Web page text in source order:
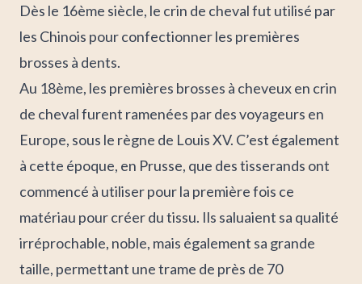
Dès le 16ème siècle, le crin de cheval fut utilisé par
les Chinois pour confectionner les premières
brosses à dents.
Au 18ème, les premières brosses à cheveux en crin
de cheval furent ramenées par des voyageurs en
Europe, sous le règne de Louis XV. C’est également
à cette époque, en Prusse, que des tisserands ont
commencé à utiliser pour la première fois ce
matériau pour créer du tissu. Ils saluaient sa qualité
irréprochable, noble, mais également sa grande
taille, permettant une trame de près de 70